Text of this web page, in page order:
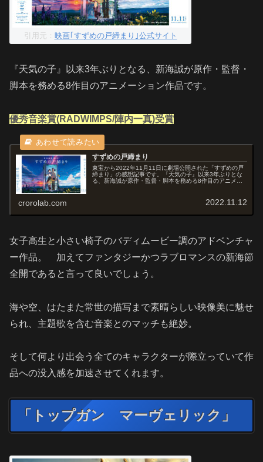
引用元： 映画｢すずめの戸締まり｣公式サイト
『天気の子』以来3年ぶりとなる、新海誠が原作・監督・
脚本を務める8作目のアニメーション作品です。
優秀音楽賞(RADWIMPS/陣内一真)受賞
すずめの戸締まり
東宝から2022年11月11日に劇場公開された「すずめの戸
締まり」の感想記事です。『天気の子』以来3年ぶりとな
る、新海誠が原作・監督・脚本を務める8作目のアニメー
crorolab.com 2022.11.12
女子高生と小さい椅子のバディムービー調のアドベンチャ
ー作品。 加えてファンタジーかつラブロマンスの新海節
全開であると言って良いでしょう。
海や空、はたまた常世の描写まで素晴らしい映像美に魅せ
られ、主題歌を含む音楽とのマッチも絶妙。
そして何より出会う全てのキャラクターが際立っていて作
品への没入感を加速させてくれます。
「トップガン マーヴェリック」